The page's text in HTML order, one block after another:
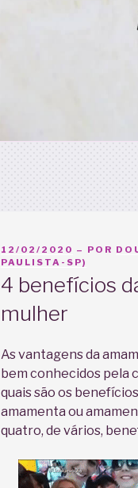
PUBLICADO
EM
12/02/2020 – POR
PAULISTA-SP)
4 benefícios
mulher
As vantagens da
bem conhecidos pela
quais são os
amamenta ou
quatro, de vários,